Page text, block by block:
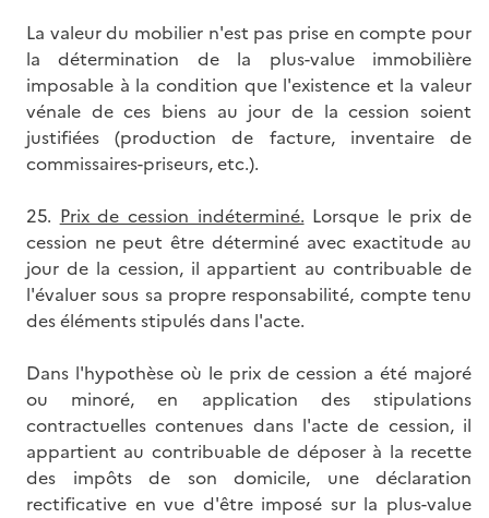
La valeur du mobilier n'est pas prise en compte pour
la détermination de la plus-value immobilière
imposable à la condition que l'existence et la valeur
vénale de ces biens au jour de la cession soient
justifiées (production de facture, inventaire de
commissaires-priseurs, etc.).
25. Prix de cession indéterminé. Lorsque le prix de
cession ne peut être déterminé avec exactitude au
jour de la cession, il appartient au contribuable de
l'évaluer sous sa propre responsabilité, compte tenu
des éléments stipulés dans l'acte.
Dans l'hypothèse où le prix de cession a été majoré
ou minoré, en application des stipulations
contractuelles contenues dans l'acte de cession, il
appartient au contribuable de déposer à la recette
des impôts de son domicile, une déclaration
rectificative en vue d'être imposé sur la plus-value